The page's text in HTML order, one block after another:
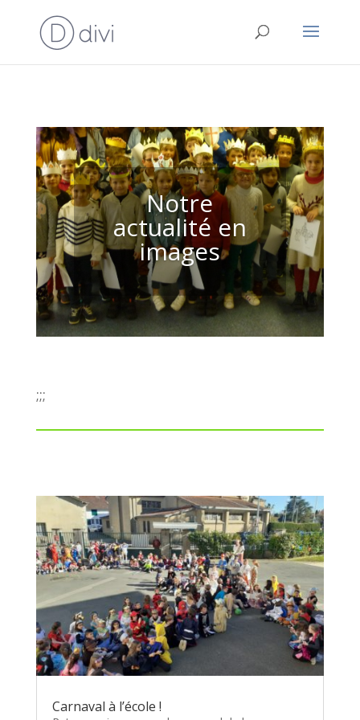
Notre
actualité en
images
;;;
Carnaval à l’école !